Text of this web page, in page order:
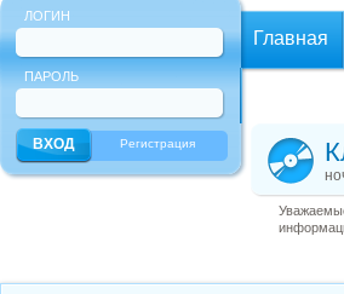
ЛОГИН
ПАРОЛЬ
Регистрация
Главная